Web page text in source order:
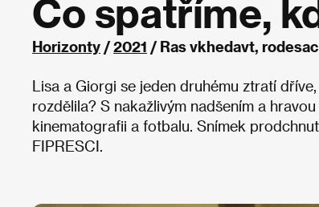
Co spatříme,
Horizonty /2021 / Ras vkhedavt,
Lisa a Giorgi se jeden druhému ztratí
rozdělila? S nakažlivým nadšením a
kinematografii a fotbalu. Snímek
FIPRESCI.